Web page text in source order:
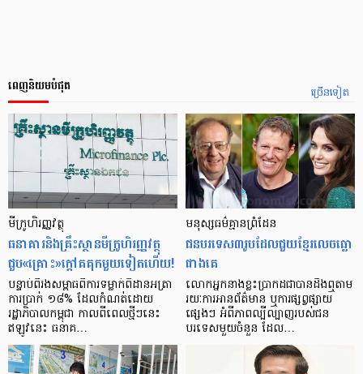
ច្រើនទៀត
ពេញនិយមបំផុត
មីក្រូ​ហិរញ្ញវត្ថុ
ធនាគារ​និង​គ្រឹះស្ថាន​មីក្រូ​ហិរញ្ញវត្ថុ​
ជួប«គ្រោះ»ក្តៅ​គគុក​មួយ​ទៀត​ហើយ!
បន្ទាប់​ពី​រង​សម្ពាធ​​ពី​ការ​ទម្លាក់​ពិដាន​អត្រា​
ការ​ប្រាក់ ១៨​% ដែល​កំណត់​ដោយ​
រដ្ឋាភិបាល​កម្ពុជា កាល​ពី​ពេល​ថ្មីៗ​នេះ
ឥឡូវ​នេះ ធនាគ…
មនុស្ស​ធម៌​គ្មាន​ព្រំដែន
ជន​បរទេស​៣​រូប​ដែល​ជួយ​ខ្មែរ​លេច​ធ្លោ​
ជាង​គេ
លោកអ្នក​នាង​ខ្លះ​ប្រាកដ​ជា​បាន​​ដឹង​ឮ​តាម​
រយៈ​ការ​អាន​ព័ត៌មាន ឬ​ការ​ផ្សព្វផ្សាយ​
ផ្សេងៗ អំពី​ភាព​ល្បីល្បាញ​របស់​ជន​
បរទេស​មួយ​ចំនួន ដែល…